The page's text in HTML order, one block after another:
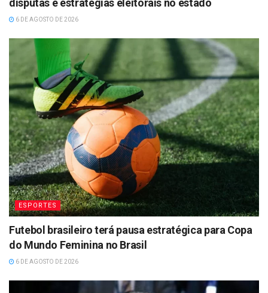
6 DE AGOSTO DE 2026
ESPORTES
Futebol brasileiro terá pausa estratégica para Copa
do Mundo Feminina no Brasil
6 DE AGOSTO DE 2026